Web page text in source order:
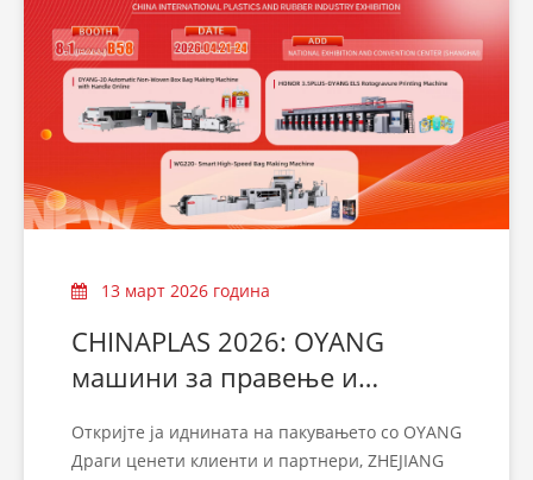
13 март 2026 година
CHINAPLAS 2026: OYANG
машини за правење и
8.1B58
Откријте ја иднината на пакувањето со OYANG
Драги ценети клиенти и партнери, ZHEJIANG